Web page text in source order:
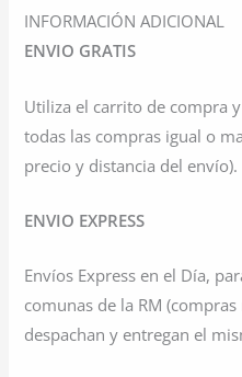
INFORMACIÓN ADICIONAL
ENVIO GRATIS
Utiliza el carrito de compra y
todas las compras igual o
precio y distancia del envío).
ENVIO EXPRESS
Envíos Express en el Día,
comunas de la RM
despachan y entregan el